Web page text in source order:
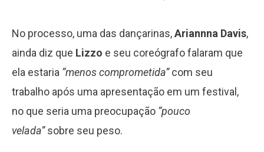
No processo, uma das dançarinas,Ariannna Davis,
ainda diz que Lizzo e seu coreógrafo falaram que
ela estaria “menos comprometida”com seu
trabalho após uma apresentação em um festival,
no que seria uma preocupação “pouco
velada”sobre seu peso.